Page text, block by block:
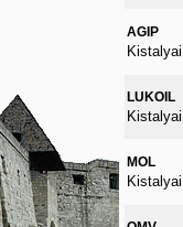
AGIP
LUKOIL
MOL